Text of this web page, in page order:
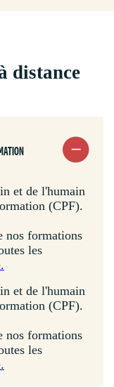
distance
et de l'humain
(CPF).
nos formations
les
et de l'humain
(CPF).
nos formations
les